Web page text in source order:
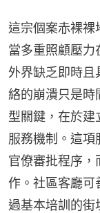
這宗個案赤裸裸
當多重照顧壓力
外界缺乏即時且
絡的崩潰只是時
型關鍵，在於建
服務機制。這項
官僚審批程序，
作。社區客廳可
過基本培訓的街